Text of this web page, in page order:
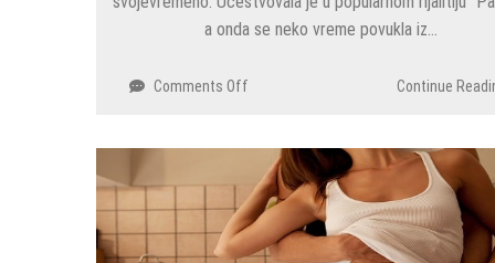
a onda se neko vreme povukla iz…
Comments Off
rijaliti
takmičarke:
12
sati
je
Continue